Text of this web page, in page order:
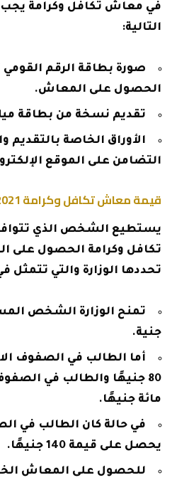
في معاش تكافل وكرامة يجب
التالية:
صورة بطاقة الرقم
الحصول على المعاش.
تقديم نسخة من بطاقة
الأوراق الخاصة بالتقديم
التضامن على الموقع
قيمة معاش تكافل وكرامة 2021
يستطيع الشخص الذي
تكافل وكرامة الحصول على
تحددها الوزارة والتي تتمثل
جنية.
أما الطالب في الصفوف
80 جنيهًا والطالب في
مائة جنيهًا.
في حالة كان الطالب في
يحصل على قيمة 140 جنيهًا.
للحصول على المعاش